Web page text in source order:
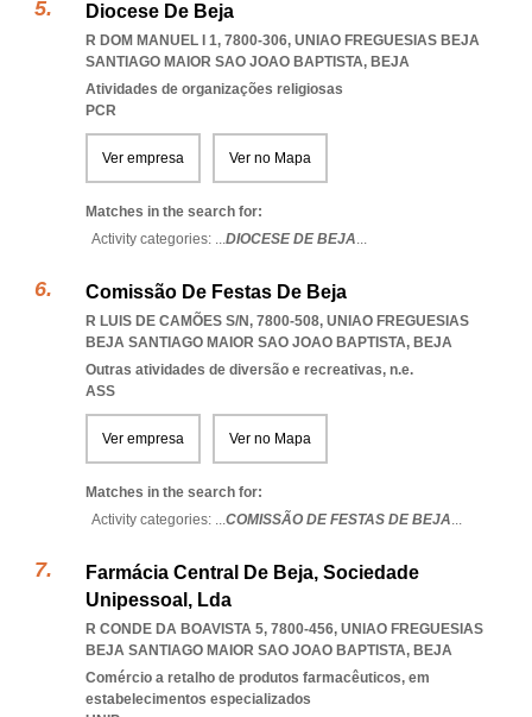
Diocese De Beja
R DOM MANUEL I 1, 7800-306, UNIAO FREGUESIAS BEJA
SANTIAGO MAIOR SAO JOAO BAPTISTA, BEJA
Atividades de organizações religiosas
PCR
Ver empresa Ver no Mapa
Matches in the search for:
Activity categories: ...DIOCESE DE BEJA...
Comissão De Festas De Beja
R LUIS DE CAMÕES S/N, 7800-508, UNIAO FREGUESIAS
BEJA SANTIAGO MAIOR SAO JOAO BAPTISTA, BEJA
Outras atividades de diversão e recreativas, n.e.
ASS
Ver empresa Ver no Mapa
Matches in the search for:
Activity categories: ...COMISSÃO DE FESTAS DE BEJA...
Farmácia Central De Beja, Sociedade
Unipessoal, Lda
R CONDE DA BOAVISTA 5, 7800-456, UNIAO FREGUESIAS
BEJA SANTIAGO MAIOR SAO JOAO BAPTISTA, BEJA
Comércio a retalho de produtos farmacêuticos, em
estabelecimentos especializados